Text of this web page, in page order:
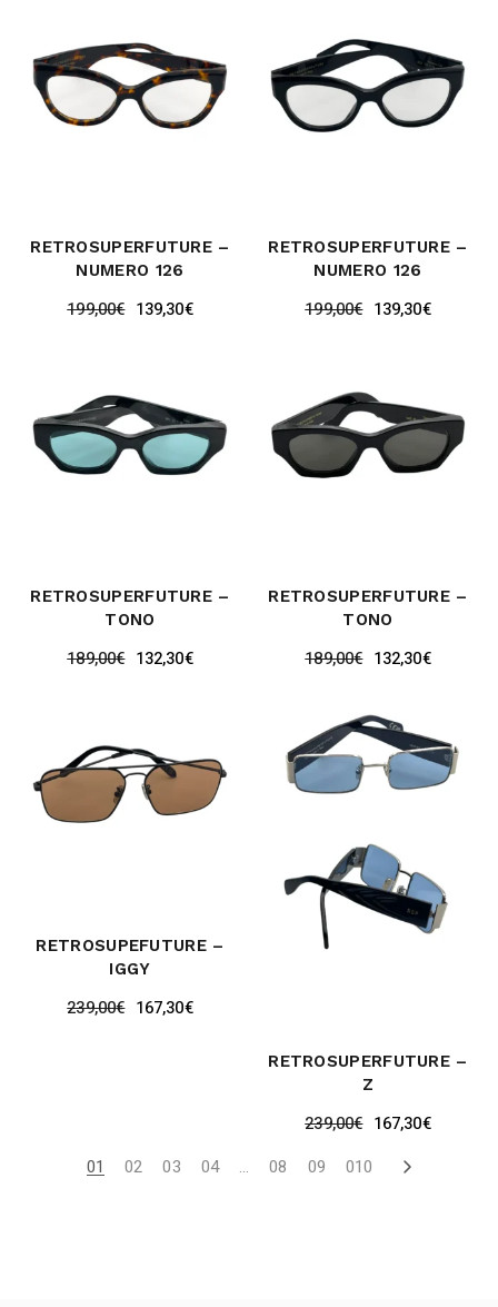
RETROSUPERFUTURE –
NUMERO 126
199,00€ 139,30€
RETROSUPERFUTURE –
NUMERO 126
199,00€ 139,30€
RETROSUPERFUTURE –
TONO
189,00€ 132,30€
RETROSUPERFUTURE –
TONO
189,00€ 132,30€
RETROSUPEFUTURE –
IGGY
239,00€ 167,30€
RETROSUPERFUTURE –
Z
239,00€ 167,30€
01
02 03 04 … 08 09 010